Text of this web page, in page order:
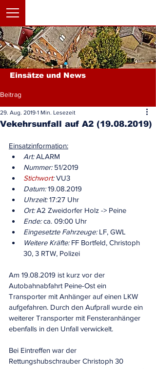
Einsätze und News
Beitrag
Vekehrsunfall auf A2 (19.08.2019)
29. Aug. 2019 1 Min. Lesezeit
Einsatzinformation:
Art: ALARM
Nummer: 51/2019
Stichwort: VU3
Datum: 19.08.2019
Uhrzeit: 17:27 Uhr
Ort: A2 Zweidorfer Holz -> Peine
Ende: ca. 09:00 Uhr
Eingesetzte Fahrzeuge: LF, GWL
Weitere Kräfte: FF Bortfeld, Christoph
30, 3 RTW, Polizei
Am 19.08.2019 ist kurz vor der
Autobahnabfahrt Peine-Ost ein
Transporter mit Anhänger auf einen LKW
aufgefahren. Durch den Aufprall wurde ein
weiterer Transporter mit Fensteranhänger
ebenfalls in den Unfall verwickelt.
Bei Eintreffen war der
Rettungshubschrauber Christoph 30